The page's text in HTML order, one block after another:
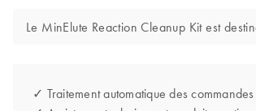
Le MinElute Reaction Cleanup Kit est
✓ Traitement automatique des